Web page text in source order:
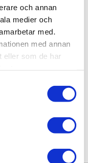
och annan
medier och
med.
med annan
eller som de har
1 st i lager
RE03955
oss inom 0-1 vardagar